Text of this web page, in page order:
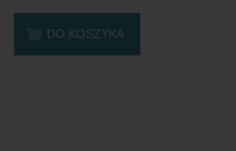
DO KOSZYKA